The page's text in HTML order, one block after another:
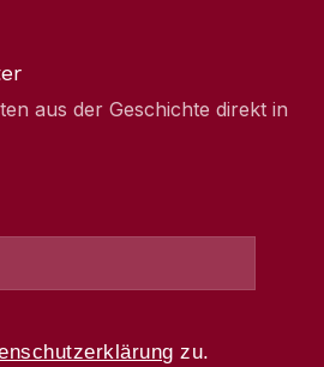
aus der Geschichte direkt in